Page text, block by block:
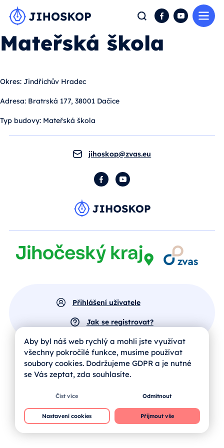
Hledat FacebookYouTube
Mateřská škola
Okres: Jindřichův Hradec
Adresa: Bratrská 177, 38001 Dačice
Typ budovy: Mateřská škola
jihoskop@zvas.eu
FacebookYouTube
Přihlášení uživatele
Jak se registrovat?
Aby byl náš web rychlý a mohli jste využívat
všechny pokročilé funkce, musíme používat
soubory cookies. Dodržujeme GDPR a je nutné
se Vás zeptat, zda souhlasíte.
Číst více Odmítnout
Nastavení cookies Přijmout vše